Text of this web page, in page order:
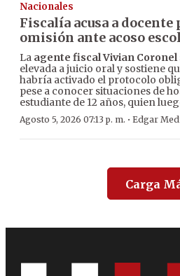
Nacionales
Fiscalía acusa a docente
omisión ante acoso
La agente fiscal Vivian Coronel
elevada a juicio oral y sostiene
habría activado el protocolo
pese a conocer situaciones de
estudiante de 12 años, quien
Agosto 5, 2026 07:13 p. m. · Edgar
Carga